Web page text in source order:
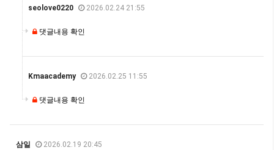
seolove0220 2026.02.24 21:55
댓글내용 확인
Kmaacademy 2026.02.25 11:55
댓글내용 확인
삼일 2026.02.19 20:45